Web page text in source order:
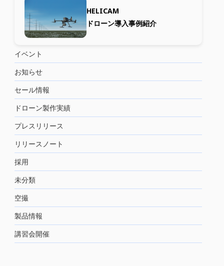
HELICAM
ドローン導入事例紹介
イベント
お知らせ
セール情報
ドローン製作実績
プレスリリース
リリースノート
採用
未分類
空撮
製品情報
講習会開催